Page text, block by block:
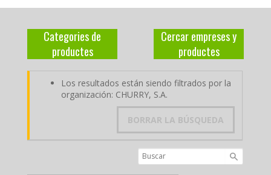
Categories de
productes
Cercar empreses y
productes
Los resultados están siendo filtrados por la
organización: CHURRY, S.A.
BORRAR LA BÚSQUEDA